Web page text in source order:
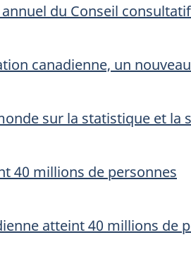
du Conseil
canadienne, un
sur la statistique et la
40 millions de personnes
atteint 40 millions de